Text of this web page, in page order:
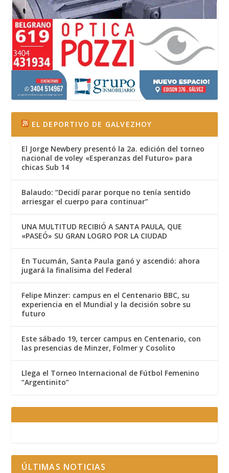
EL DEPORTIVO DE GALVEZHOY
El Jorge Newbery presentó la 2a. edición del torneo
nacional de voley «Esperanzas del Futuro» para
chicas Sub 14
Balaudo: “Decidí parar porque no tenía sentido
arriesgar el cuerpo para continuar”
UNA MULTITUD RECIBIÓ A SANTA PAULA, QUE
«PASEÓ» SU GRAN LOGRO POR LA CIUDAD
En Tucumán, Santa Paula ganó y ascendió: ahora
jugará la finalísima del Federal
Felipe Minzer: campus en el Centenario BBC, su
experiencia en el Mundial y la decisión sobre su
futuro
Este sábado 19, tercer campus en Centenario, con
las presencias de Minzer, Folmer y Cosolito
Llega el Torneo Internacional de Fútbol Femenino
“Argentinito”
ÚLTIMAS NOTICIAS